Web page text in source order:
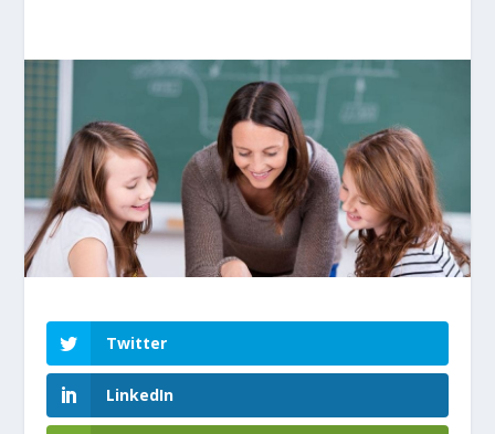
Twitter
LinkedIn